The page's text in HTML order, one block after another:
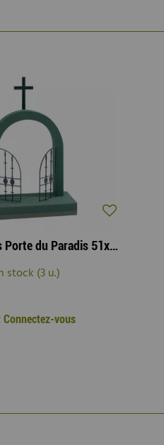
Mousse Oasis Porte du Paradis 51x46 H5
stock (3 u.)
Connectez-vous